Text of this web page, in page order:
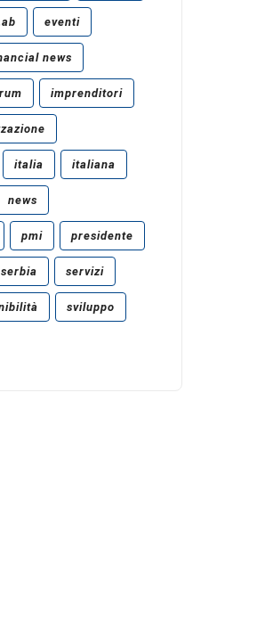
eventi
news
imprenditori
italia italiana
news
pmi presidente
serbia servizi
sviluppo